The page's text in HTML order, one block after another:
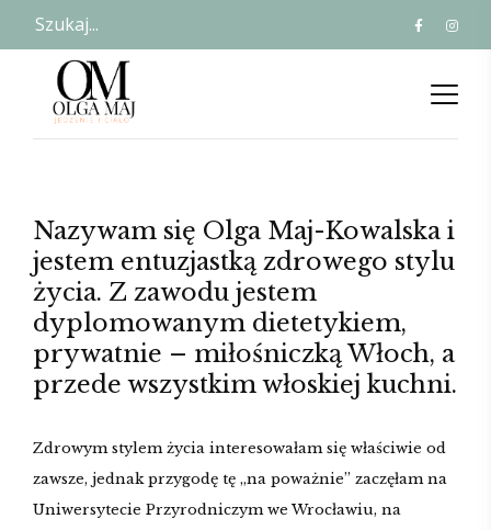
Nazywam się Olga Maj-Kowalska i
jestem entuzjastką zdrowego stylu
życia. Z zawodu jestem
dyplomowanym dietetykiem,
prywatnie – miłośniczką Włoch, a
przede wszystkim włoskiej kuchni.
Zdrowym stylem życia interesowałam się właściwie od
zawsze, jednak przygodę tę „na poważnie” zaczęłam na
Uniwersytecie Przyrodniczym we Wrocławiu, na